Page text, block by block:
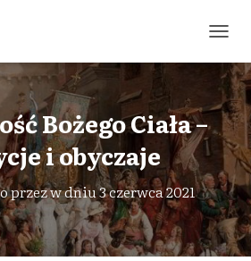
R
Z
E
Ł
Ą
C
N
A
W
I
G
Bożego Ciała –
i obyczaje
przezw dniu3 czerwca 2021